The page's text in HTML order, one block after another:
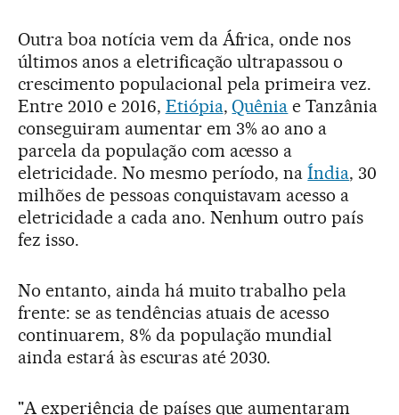
Outra boa notícia vem da África, onde nos
últimos anos a eletrificação ultrapassou o
crescimento populacional pela primeira vez.
Entre 2010 e 2016, Etiópia,Quênia e Tanzânia
conseguiram aumentar em 3% ao ano a
parcela da população com acesso a
eletricidade. No mesmo período, naÍndia, 30
milhões de pessoas conquistavam acesso a
eletricidade a cada ano. Nenhum outro país
fez isso.
No entanto, ainda há muito trabalho pela
frente: se as tendências atuais de acesso
continuarem, 8% da população mundial
ainda estará às escuras até 2030.
"A experiência de países que aumentaram